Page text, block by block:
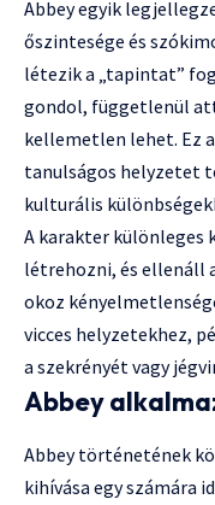
Abbey egyik
őszintesége és
létezik a „tapintat”
gondol, függetlenül
kellemetlen lehet. Ez
tanulságos helyzetet
kulturális
A karakter különleges
létrehozni, és ellenáll
okoz
vicces helyzetekhez,
a szekrényét vagy
Abbey
Abbey történetének
kihívása egy számára